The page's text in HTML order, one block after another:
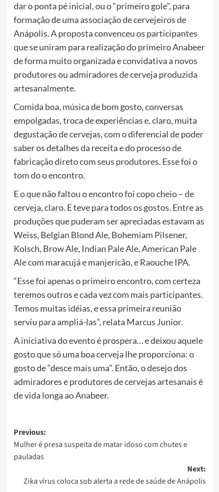
dar o ponta pé inicial, ou o “primeiro gole”, para
formação de uma associação de cervejeiros de
Anápolis. A proposta convenceu os participantes
que se uniram para realização do primeiro Anabeer
de forma muito organizada e convidativa a novos
produtores ou admiradores de cerveja produzida
artesanalmente.
Comida boa, música de bom gosto, conversas
empolgadas, troca de experiências e, claro, muita
degustação de cervejas, com o diferencial de poder
saber os detalhes da receita e do processo de
fabricação direto com seus produtores. Esse foi o
tom do o encontro.
E o que não faltou o encontro foi copo cheio – de
cerveja, claro. E teve para todos os gostos. Entre as
produções que puderam ser apreciadas estavam as
Weiss, Belgian Blond Ale, Bohemiam Pilsener,
Kolsch, Brow Ale, Indian Pale Ale, American Pale
Ale com maracujá e manjericão, e Raouche IPA.
“Esse foi apenas o primeiro encontro, com certeza
teremos outros e cada vez com mais participantes.
Temos muitas idéias, e essa primeira reunião
serviu para ampliá-las”, relata Marcus Junior.
A iniciativa do evento é prospera… e deixou aquele
gosto que só uma boa cerveja lhe proporciona: o
gosto de “desce mais uma”. Então, o desejo dos
admiradores e produtores de cervejas artesanais é
de vida longa ao Anabeer.
Post
navigation
Previous:
Mulher é presa suspeita de matar idoso com chutes e
pauladas
Next:
Zika vírus coloca sob alerta a rede de saúde de Anápolis